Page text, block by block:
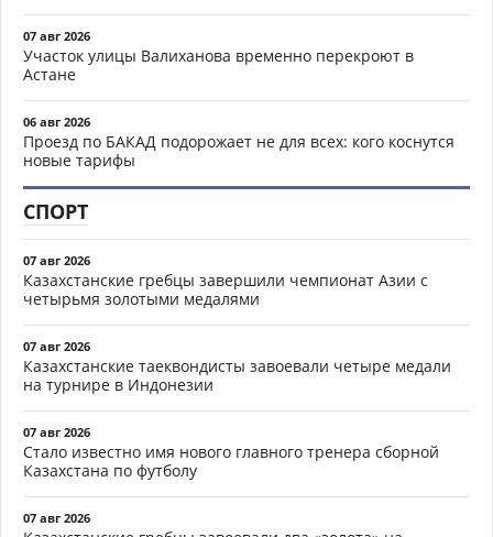
07 авг 2026
Участок улицы Валиханова временно перекроют в
Астане
06 авг 2026
Проезд по БАКАД подорожает не для всех: кого коснутся
новые тарифы
СПОРТ
07 авг 2026
Казахстанские гребцы завершили чемпионат Азии с
четырьмя золотыми медалями
07 авг 2026
Казахстанские таеквондисты завоевали четыре медали
на турнире в Индонезии
07 авг 2026
Стало известно имя нового главного тренера сборной
Казахстана по футболу
07 авг 2026